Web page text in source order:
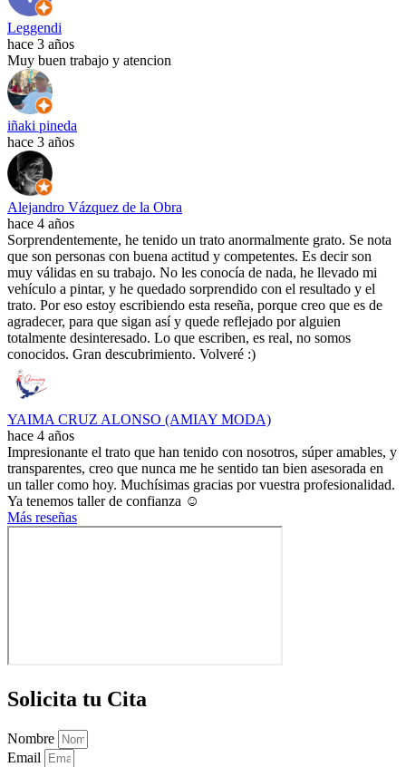
Leggendi
hace 3 años
Muy buen trabajo y atencion
iñaki pineda
hace 3 años
Alejandro Vázquez de la Obra
hace 4 años
Sorprendentemente, he tenido un trato anormalmente grato. Se nota
que son personas con buena actitud y competentes. Es decir son
muy válidas en su trabajo. No les conocía de nada, he llevado mi
vehículo a pintar, y he quedado sorprendido con el resultado y el
trato. Por eso estoy escribiendo esta reseña, porque creo que es de
agradecer, para que sigan así y quede reflejado por alguien
totalmente desinteresado. Lo que escriben, es real, no somos
conocidos. Gran descubrimiento. Volveré :)
YAIMA CRUZ ALONSO (AMIAY MODA)
hace 4 años
Impresionante el trato que han tenido con nosotros, súper amables, y
transparentes, creo que nunca me he sentido tan bien asesorada en
un taller como hoy. Muchísimas gracias por vuestra profesionalidad.
Ya tenemos taller de confianza ☺️
Más reseñas
Solicita tu Cita
Nombre
Email